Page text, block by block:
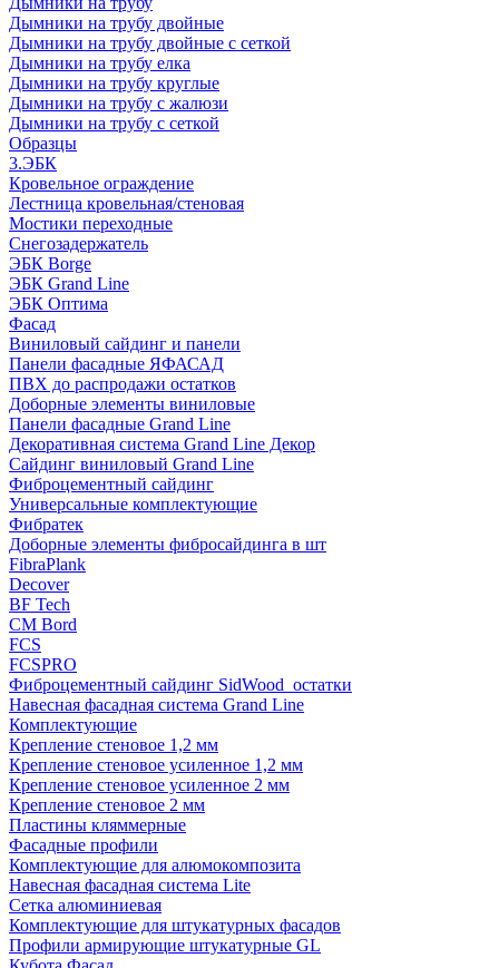
Дымники на трубу двoйные
Дымники на трубу двoйные с сеткой
Дымники на трубу елка
Дымники на трубу круглые
Дымники на трубу с жалюзи
Дымники на трубу с сеткой
Образцы
3.ЭБК
Кровельное ограждение
Лестница кровельная/стеновая
Мостики переходные
Снегозадержатель
ЭБК Borge
ЭБК Grand Line
ЭБК Оптима
Фасад
Виниловый сайдинг и панели
Панели фасадные ЯФАСАД
ПВХ до распродажи остатков
Доборные элементы виниловые
Панели фасадные Grand Line
Декоративная система Grand Line Декор
Сайдинг виниловый Grand Line
Фиброцементный сайдинг
Универсальные комплектующие
Фибратек
Доборные элементы фибросайдинга в шт
FibraPlank
Decover
BF Tech
CM Bord
FCS
FCSPRO
Фиброцементный сайдинг SidWood_остатки
Навесная фасадная система Grand Line
Комплектующие
Крепление стеновое 1,2 мм
Крепление стеновое усиленное 1,2 мм
Крепление стеновое усиленное 2 мм
Крепление стеновое 2 мм
Пластины кляммерные
Фасадные профили
Комплектующие для алюмокомпозита
Навесная фасадная система Lite
Сетка алюминиевая
Комплектующие для штукатурных фасадов
Профили армирующие штукатурные GL